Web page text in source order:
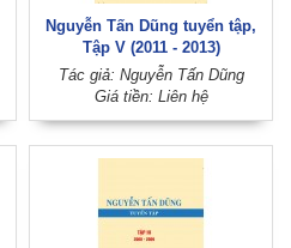
Nguyễn Tấn Dũng tuyển tập,
Tập V (2011 - 2013)
Tác giả: Nguyễn Tấn Dũng
Giá tiền: Liên hệ